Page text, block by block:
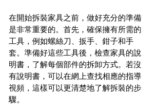
在開始拆裝家具之前，做好充分的準備
是非常重要的。首先，確保擁有所需的
工具，例如螺絲刀、扳手、鉗子和手
套。準備好這些工具後，檢查家具的說
明書，了解每個部件的拆卸方式。若沒
有說明書，可以在網上查找相應的指導
視頻，這樣可以更清楚地了解拆裝的步
驟。